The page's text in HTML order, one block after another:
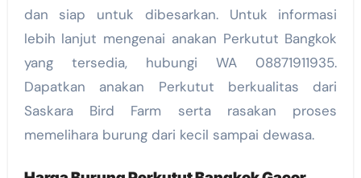
dan siap untuk dibesarkan. Untuk informasi
lebih lanjut mengenai anakan Perkutut Bangkok
yang tersedia, hubungi WA 08871911935.
Dapatkan anakan Perkutut berkualitas dari
Saskara Bird Farm serta rasakan proses
memelihara burung dari kecil sampai dewasa.